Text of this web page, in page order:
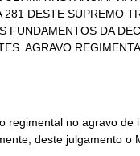
regimental no agravo
deste julgamento o